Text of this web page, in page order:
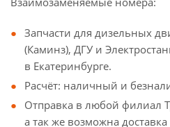
Запчасти для дизельных
(Каминз), ДГУ и
в Екатеринбурге.
Расчёт: наличный и
Отправка в любой филиал
а так же возможна